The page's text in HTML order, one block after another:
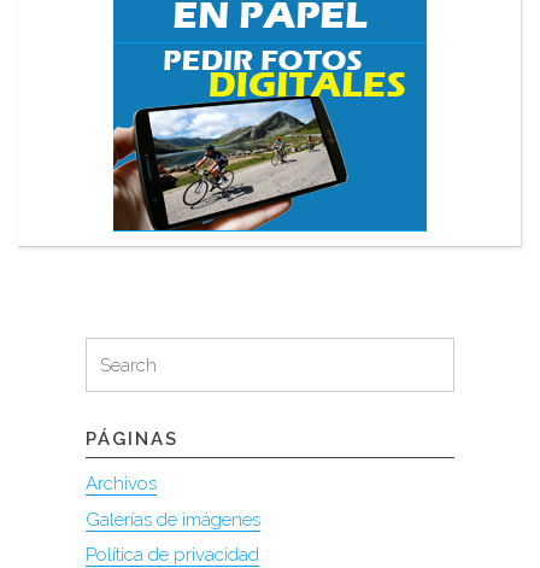
for:
Search
PÁGINAS
Archivos
Galerías de imágenes
Política de privacidad